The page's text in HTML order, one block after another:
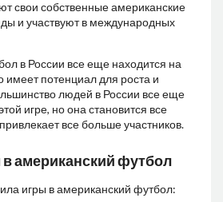
свои собственные американские
и участвуют в международных
в России все еще находится на
имеет потенциал для роста и
людей в России все еще
игре, но она становится все
все больше участников.
американский футбол
игры в американский футбол: